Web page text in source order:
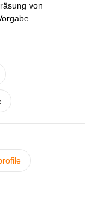
von